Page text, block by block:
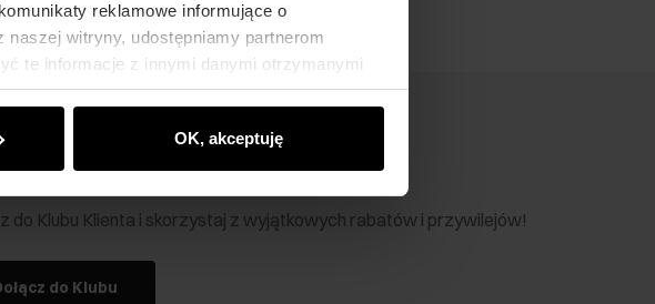
reklamowe informujące o
witryny, udostępniamy partnerom
te informacje z innymi danymi otrzymanymi
OK, akceptuję
Klienta Ochnik
do Klubu Klienta i skorzystaj z wyjątkowych rabatów i przywilejów!
do Klubu